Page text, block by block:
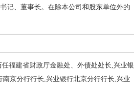
记、董事长。在除本公司和股东单位外的
福建省财政厅金融处、外债处处长,兴业银
京分行行长,兴业银行北京分行行长,兴业